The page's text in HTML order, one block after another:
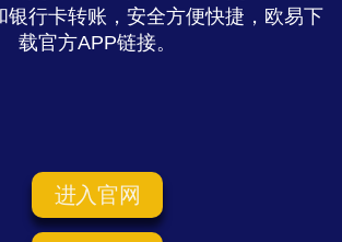
银行卡转账，安全方便快捷，欧易下
载官方APP链接。
进入官网